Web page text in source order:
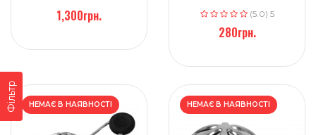
Фільтр
1,300грн. (5.0) 5
280грн.
НЕМАЄ В НАЯВНОСТІ НЕМАЄ В НАЯВНОСТІ